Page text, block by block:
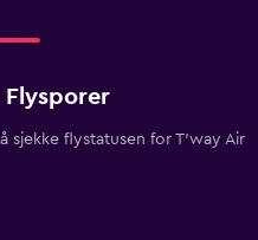
sjekke flystatusen for T'way Air